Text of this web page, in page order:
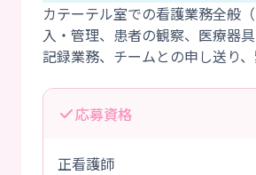
カテーテル室での看護業務全般
入・管理、患者の観察、医療器具
応募資格
正看護師